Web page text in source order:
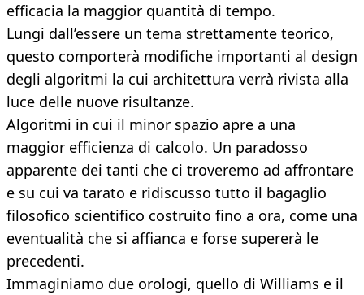
efficacia la maggior quantità di tempo.
Lungi dall’essere un tema strettamente teorico,
questo comporterà modifiche importanti al design
degli algoritmi la cui architettura verrà rivista alla
luce delle nuove risultanze.
Algoritmi in cui il minor spazio apre a una
maggior efficienza di calcolo. Un paradosso
apparente dei tanti che ci troveremo ad affrontare
e su cui va tarato e ridiscusso tutto il bagaglio
filosofico scientifico costruito fino a ora, come una
eventualità che si affianca e forse supererà le
precedenti.
Immaginiamo due orologi, quello di Williams e il